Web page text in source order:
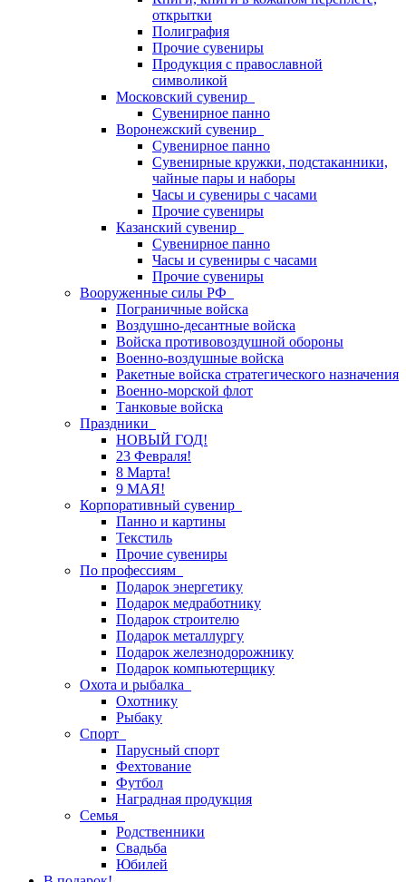
открытки
Полиграфия
Прочие сувениры
Продукция с православной
символикой
Московский сувенир
Сувенирное панно
Воронежский сувенир
Сувенирное панно
Сувенирные кружки, подстаканники,
чайные пары и наборы
Часы и сувениры с часами
Прочие сувениры
Казанский сувенир
Сувенирное панно
Часы и сувениры с часами
Прочие сувениры
Вооруженные силы РФ
Пограничные войска
Воздушно-десантные войска
Войска противовоздушной обороны
Военно-воздушные войска
Ракетные войска стратегического назначения
Военно-морской флот
Танковые войска
Праздники
НОВЫЙ ГОД!
23 Февраля!
8 Марта!
9 МАЯ!
Корпоративный сувенир
Панно и картины
Текстиль
Прочие сувениры
По профессиям
Подарок энергетику
Подарок медработнику
Подарок строителю
Подарок металлургу
Подарок железнодорожнику
Подарок компьютерщику
Охота и рыбалка
Охотнику
Рыбаку
Спорт
Парусный спорт
Фехтование
Футбол
Наградная продукция
Семья
Родственники
Свадьба
Юбилей